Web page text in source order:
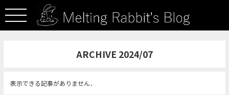
ARCHIVE 2024/07
表示できる記事がありません．